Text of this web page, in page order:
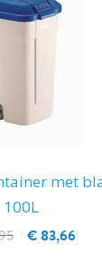
met
100L
€ 83,66